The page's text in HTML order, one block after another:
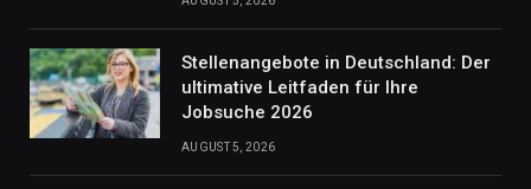
Stellenangebote in Deutschland: Der
ultimative Leitfaden für Ihre
Jobsuche 2026
AUGUST 5, 2026